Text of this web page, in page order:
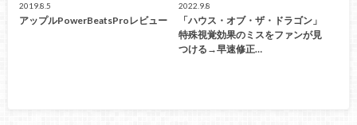
2019.8.5
アップルPowerBeatsProレビュー
2022.9.8
「ハウス・オブ・ザ・ドラゴン」
特殊視覚効果のミスをファンが見
つける→早速修正…